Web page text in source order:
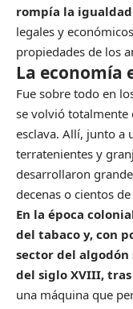
rompía la igualdad
legales y
propiedades de los
La economía
Fue sobre todo en
se volvió totalmente
esclava. Allí, junto a
terratenientes y
desarrollaron
decenas o cientos
En la época
del tabaco y, con
sector del algodón
del siglo XVIII,
una máquina que